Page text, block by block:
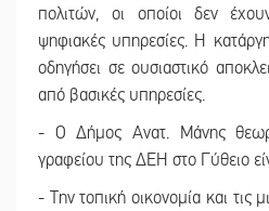
πολιτών, οι οποίοι δεν
ψηφιακές υπηρεσίες. Η
οδηγήσει σε ουσιαστικό
από βασικές υπηρεσίες.
- Ο Δήμος Ανατ. Μάνης
γραφείου της ΔΕΗ στο Γύθειο
- Την τοπική οικονομία και τις